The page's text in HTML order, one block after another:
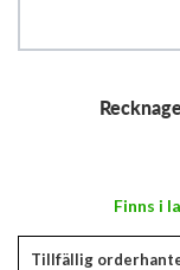
Finns i
Tillfällig